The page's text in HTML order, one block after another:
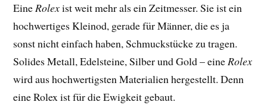
EineRolexist weit mehr als ein Zeitmesser. Sie ist ein
hochwertiges Kleinod, gerade für Männer, die es ja
sonst nicht einfach haben, Schmuckstücke zu tragen.
Solides Metall, Edelsteine, Silber und Gold – eineRolex
wird aus hochwertigsten Materialien hergestellt. Denn
eine Rolex ist für die Ewigkeit gebaut.